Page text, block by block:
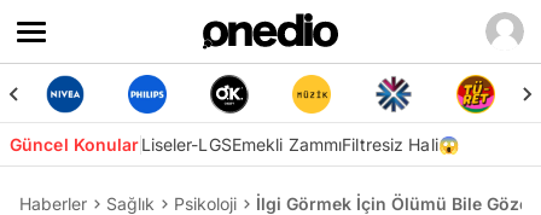
Güncel KonularLiseler-LGSEmekli ZammıFiltresiz Hali😱
Haberler Sağlık Psikoloji İlgi Görmek İçin Ölümü Bile Göze